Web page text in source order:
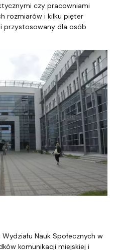
czy pracowniami
rozmiarów i kilku pięter
przystosowany dla osób
Nauk Społecznych w
komunikacji miejskiej i